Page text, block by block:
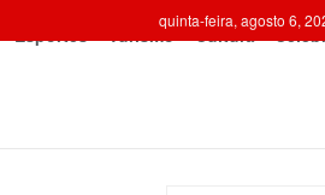
quinta-feira, agosto 6,
Turismo Cultura